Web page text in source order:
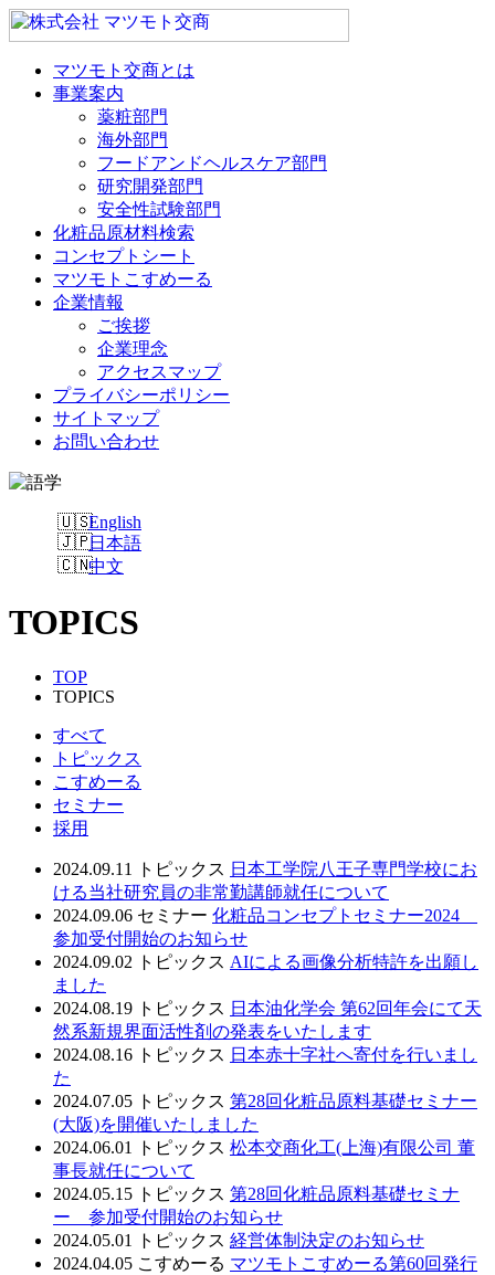
マツモト交商とは
事業案内
薬粧部門
海外部門
フードアンドヘルスケア部門
研究開発部門
安全性試験部門
化粧品原材料検索
コンセプトシート
マツモトこすめーる
企業情報
ご挨拶
企業理念
アクセスマップ
プライバシーポリシー
サイトマップ
お問い合わせ
English
日本語
中文
TOPICS
TOP
TOPICS
すべて
トピックス
こすめーる
セミナー
採用
2024.09.11 トピックス 日本工学院八王子専門学校にお
ける当社研究員の非常勤講師就任について
2024.09.06 セミナー 化粧品コンセプトセミナー2024
参加受付開始のお知らせ
2024.09.02
トピックス AIによる画像分析特許を出願し
ました
2024.08.19 トピックス 日本油化学会 第62回年会にて天
然系新規界面活性剤の発表をいたします
2024.08.16 トピックス 日本赤十字社へ寄付を行いまし
た
2024.07.05 トピックス 第28回化粧品原料基礎セミナー
(大阪)を開催いたしました
2024.06.01
トピックス 松本交商化工(上海)有限公司 董
事長就任について
2024.05.15 トピックス 第28回化粧品原料基礎セミナ
ー 参加受付開始のお知らせ
2024.05.01
トピックス 経営体制決定のお知らせ
2024.04.05 こすめーる マツモトこすめーる第60回発行